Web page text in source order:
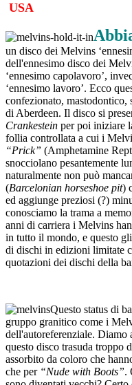
USA
un disco dei Melvins
dell'ennesimo disco dei
‘ennesimo capolavoro’,
‘ennesimo lavoro’. Ecco
confezionato, mastodontico,
di Aberdeen. Il disco si
Crankestein per poi iniziare
follia controllata a cui i
“Prick” (Amphetamine
snocciolano pesantemente
naturalmente non può
(Barcelonian horseshoe pit)
ed aggiunge preziosi (?)
conosciamo la trama a
anni di carriera i Melvins
in tutto il mondo, e questo
di dischi in edizioni limitate
quotazioni dei dischi della
Questo status di
gruppo granitico come i
dell'autoreferenziale. Diamo
questo disco trasuda troppo
assorbito da coloro che
che per “Nude with Boots”.